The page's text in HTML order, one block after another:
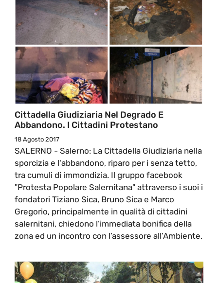
Cittadella Giudiziaria Nel Degrado E
Abbandono. I Cittadini Protestano
18 Agosto 2017
SALERNO - Salerno: La Cittadella Giudiziaria nella
sporcizia e l'abbandono, riparo per i senza tetto,
tra cumuli di immondizia. Il gruppo facebook
"Protesta Popolare Salernitana" attraverso i suoi i
fondatori Tiziano Sica, Bruno Sica e Marco
Gregorio, principalmente in qualità di cittadini
salernitani, chiedono l’immediata bonifica della
zona ed un incontro con l’assessore all’Ambiente.